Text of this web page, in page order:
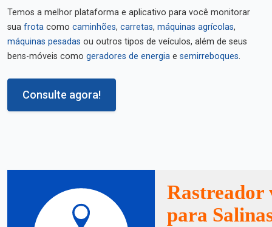
Temos a melhor plataforma e aplicativo para você monitorar
sua frota como caminhões, carretas, máquinas agrícolas,
máquinas pesadas ou outros tipos de veículos, além de seus
bens-móveis como geradores de energia e semirreboques.
Consulte agora!
Rastreador
para